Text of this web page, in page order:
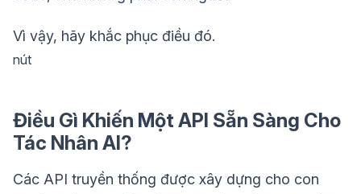
Vì vậy, hãy khắc phục điều đó.
nút
Điều Gì Khiến Một API Sẵn Sàng Cho
Tác Nhân AI?
Các API truyền thống được xây dựng cho con